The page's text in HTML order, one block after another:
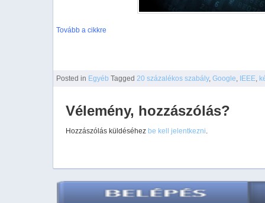
Tovább a cikkre
Posted in Egyéb Tagged 20 százalékos szabály, Google, IEEE,
Vélemény, hozzászólás?
Hozzászólás küldéséhez be kell jelentkezni.